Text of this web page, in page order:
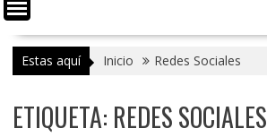
Estas aquí Inicio Redes Sociales
ETIQUETA: REDES SOCIALES